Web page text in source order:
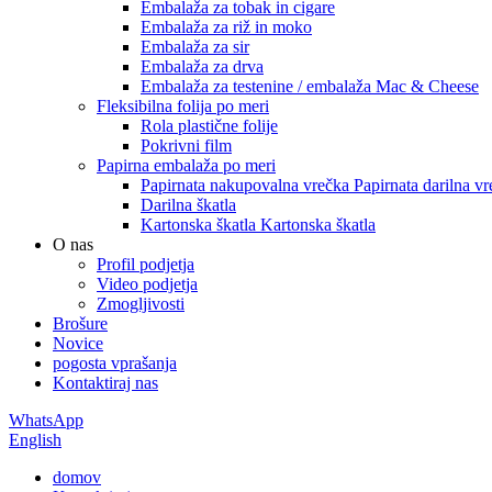
Embalaža za tobak in cigare
Embalaža za riž in moko
Embalaža za sir
Embalaža za drva
Embalaža za testenine / embalaža Mac & Cheese
Fleksibilna folija po meri
Rola plastične folije
Pokrivni film
Papirna embalaža po meri
Papirnata nakupovalna vrečka Papirnata darilna
Darilna škatla
Kartonska škatla Kartonska škatla
O nas
Profil podjetja
Video podjetja
Zmogljivosti
Brošure
Novice
pogosta vprašanja
Kontaktiraj nas
WhatsApp
English
domov